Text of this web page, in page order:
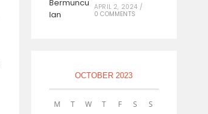
APRIL 2, 2024 /
0 COMMENTS
OCTOBER 2023
M T W T F S S